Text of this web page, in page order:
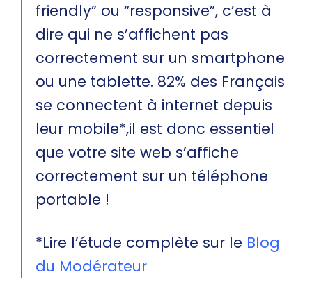
friendly” ou “responsive”, c’est à
dire qui ne s’affichent pas
correctement sur un smartphone
ou une tablette. 82% des Français
se connectent à internet depuis
leur mobile*,il est donc essentiel
que votre site web s’affiche
correctement sur un téléphone
portable !
*Lire l’étude complète sur le Blog
du Modérateur